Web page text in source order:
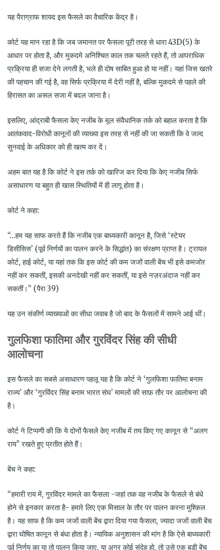
यह पैराग्राफ शायद इस फैसले का वैचारिक केंद्र है।
कोर्ट यह मान रहा है कि जब जमानत पर फैसला पूरी तरह से धारा 43D(5) के
आधार पर होता है, और मुकदमे अनिश्चित काल तक चलते रहते हैं, तो आपराधिक
प्रक्रिया ही सजा देने लगती है, भले ही दोष साबित हुआ हो या नहीं। यहां जिस खतरे
की पहचान की गई है, वह सिर्फ प्रक्रिया में देरी नहीं है, बल्कि मुकदमे से पहले की
हिरासत का असल सजा में बदल जाना है।
इसलिए, आंद्राबी फैसला केए नजीब के मूल संवैधानिक तर्क को बहाल करता है कि
आतंकवाद-विरोधी कानूनों की व्याख्या इस तरह से नहीं की जा सकती कि वे जल्द
सुनवाई के अधिकार को ही खत्म कर दें।
अहम बात यह है कि कोर्ट ने इस तर्क को खारिज कर दिया कि केए नजीब सिर्फ
असाधारण या बहुत ही खास स्थितियों में ही लागू होता है।
कोर्ट ने कहा:
“…हम यह साफ करते हैं कि नजीब एक बाध्यकारी कानून है, जिसे ‘स्टेयर
डिसीसिस’ (पूर्व निर्णयों का पालन करने के सिद्धांत) का संरक्षण प्राप्त है। ट्रायल
कोर्ट, हाई कोर्ट, या यहां तक कि इस कोर्ट की कम जजों वाली बेंच भी इसे कमजोर
नहीं कर सकतीं, इसकी अनदेखी नहीं कर सकतीं, या इसे नज़रअंदाज नहीं कर
सकतीं।” (पैरा 39)
यह उन संकीर्ण व्याख्याओं का सीधा जवाब है जो बाद के फैसलों में सामने आई थीं।
गुलफिशा फातिमा और गुरविंदर सिंह की सीधी
आलोचना
इस फैसले का सबसे असाधारण पहलू यह है कि कोर्ट ने ‘गुलफिशा फातिमा बनाम
राज्य’ और ‘गुरविंदर सिंह बनाम भारत संघ’ मामलों की साफ़ तौर पर आलोचना की
है।
कोर्ट ने टिप्पणी की कि ये दोनों फैसले केए नजीब में तय किए गए कानून से “अलग
राय” रखते हुए प्रतीत होते हैं।
बेंच ने कहा:
“हमारी राय में, गुरविंदर मामले का फैसला -जहां तक वह नजीब के फैसले से बंधे
होने से इनकार करता है- हमारे लिए एक मिसाल के तौर पर पालन करना मुश्किल
है। यह साफ है कि कम जजों वाली बेंच द्वारा दिया गया फैसला, ज्यादा जजों वाली बेंच
द्वारा घोषित कानून से बंधा होता है। न्यायिक अनुशासन की मांग है कि ऐसे बाध्यकारी
पूर्व निर्णय का या तो पालन किया जाए, या अगर कोई संदेह हो, तो उसे एक बड़ी बेंच